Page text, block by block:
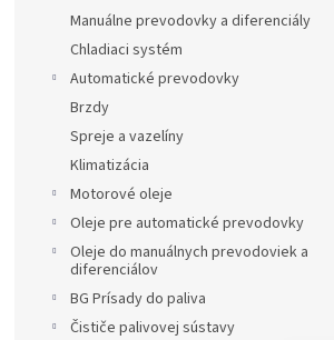
Manuálne prevodovky a diferenciály
Chladiaci systém
Automatické prevodovky
Brzdy
Spreje a vazelíny
Klimatizácia
Motorové oleje
Oleje pre automatické prevodovky
Oleje do manuálnych prevodoviek a
diferenciálov
BG Prísady do paliva
Čističe palivovej sústavy